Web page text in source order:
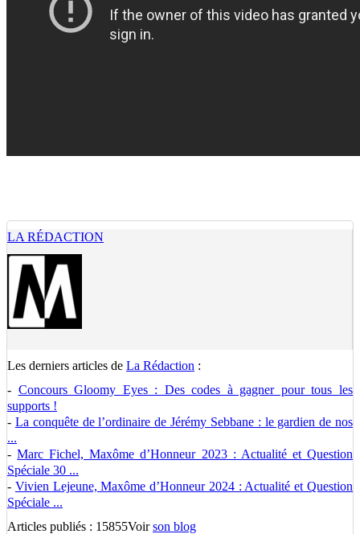
LA RÉDACTION
Les derniers articles de La Rédaction :
- Concours Gloomy Eyes : Des codes à gagner pour tous les
supports !
- La conquête de l’ordinaire de Jérémy Sebbane : le gardien de nos
...
-Marc Fichel, Maxôme d’Honneur 2023 : Actualité et Question
Spéciale 30 ...
- Vivien Lejeune, Maxôme d’Honneur 2024 : Actualité et Question
Spéciale ...
Articles publiés : 15855Voirson blog